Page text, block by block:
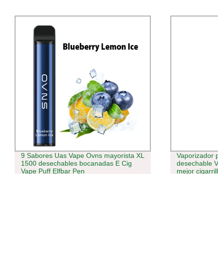
9 Sabores Uas Vape Ovns mayorista XL
1500 desechables bocanadas E Cig
Vape Puff Elfbar Pen
Vaporizador
desechable
mejor